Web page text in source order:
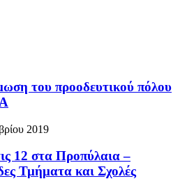
του προοδευτικού πόλου
2019
12 στα Προπύλαια –
Τμήματα και Σχολές